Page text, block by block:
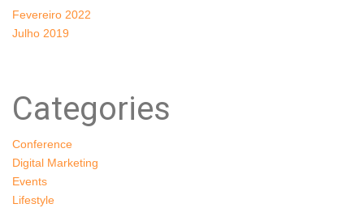
Fevereiro 2022
Julho 2019
Categories
Conference
Digital Marketing
Events
Lifestyle